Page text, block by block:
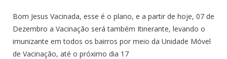
Bom Jesus Vacinada, esse é o plano, e a partir de hoje, 07 de
Dezembro a Vacinação será também Itinerante, levando o
imunizante em todos os bairros por meio da Unidade Móvel
de Vacinação, até o próximo dia 17